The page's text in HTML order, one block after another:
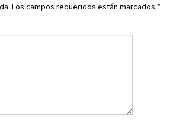
Los campos requeridos están marcados *